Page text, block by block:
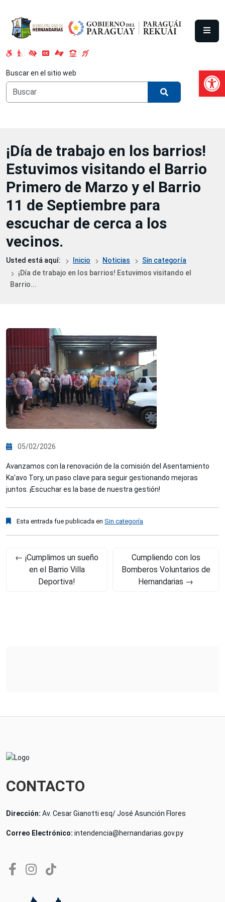
Abrir
Buscar en el sitio web
¡Día de trabajo en los barrios!
Estuvimos visitando el Barrio
Primero de Marzo y el Barrio
11 de Septiembre para
escuchar de cerca a los
vecinos.
Usted está aquí: Inicio Noticias
Sin categoría
¡Día de trabajo en los barrios! Estuvimos visitando el
Barrio...
05/02/2026
Avanzamos con la renovación de la comisión del Asentamiento
Ka’avo Tory, un paso clave para seguir gestionando mejoras
juntos. ¡Escuchar es la base de nuestra gestión!
Esta entrada fue publicada en Sin categoría
← ¡Cumplimos un sueño
en el Barrio Villa
Deportiva!
Cumpliendo con los
Bomberos Voluntarios de
Hernandarias →
CONTACTO
Dirección: Av. Cesar Gianotti esq/ José Asunción Flores
Correo Electrónico: intendencia@hernandarias.gov.py